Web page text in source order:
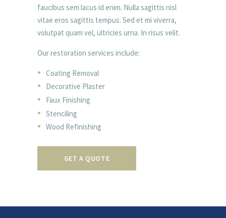
faucibus sem lacus id enim. Nulla sagittis nisl
vitae eros sagittis tempus. Sed et mi viverra,
volutpat quam vel, ultricies urna. In risus velit.
Our restoration services include:
Coating Removal
Decorative Plaster
Faux Finishing
Stenciling
Wood Refinishing
GET A QUOTE